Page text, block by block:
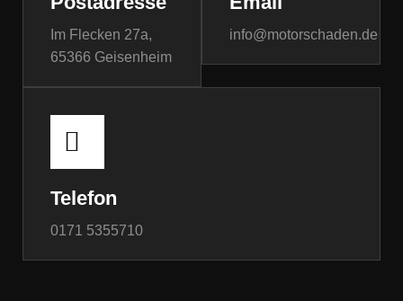
Im Flecken 27a,
65366 Geisenheim
info@motorschaden.de
Telefon
0171 5355710